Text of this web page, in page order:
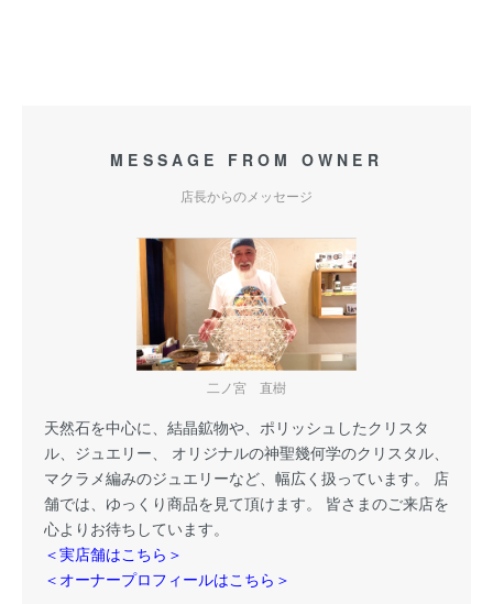
MESSAGE FROM OWNER
店長からのメッセージ
二ノ宮 直樹
天然石を中心に、結晶鉱物や、ポリッシュしたクリスタ
ル、ジュエリー、 オリジナルの神聖幾何学のクリスタル、
マクラメ編みのジュエリーなど、幅広く扱っています。 店
舗では、ゆっくり商品を見て頂けます。 皆さまのご来店を
心よりお待ちしています。
＜実店舗はこちら＞
＜オーナープロフィールはこちら＞